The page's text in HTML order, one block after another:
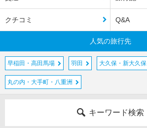
クチコミ Q&A
人気の旅行先
早稲田・高田馬場 羽田 大久保・新大久保
丸の内・大手町・八重洲
キーワード検索